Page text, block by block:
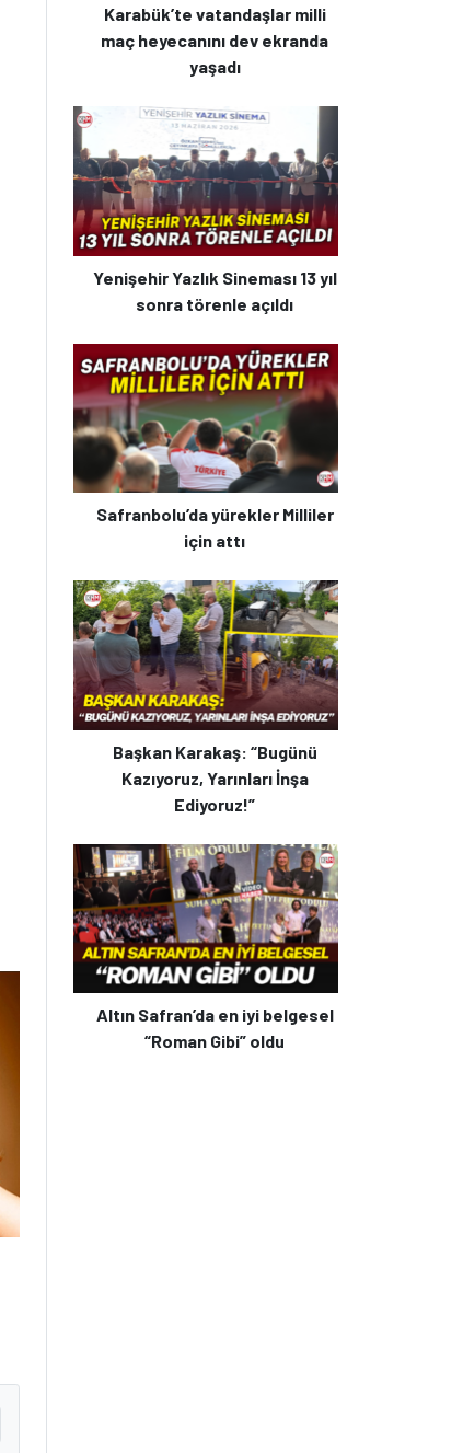
Karabük’te vatandaşlar milli
maç heyecanını dev ekranda
yaşadı
Yenişehir Yazlık Sineması 13 yıl
sonra törenle açıldı
Safranbolu’da yürekler Milliler
için attı
Başkan Karakaş: “Bugünü
Kazıyoruz, Yarınları İnşa
Ediyoruz!”
Altın Safran’da en iyi belgesel
“Roman Gibi” oldu